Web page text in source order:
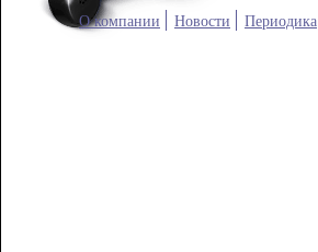
О компании Новости Периодика